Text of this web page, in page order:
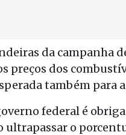
da campanha
preços dos
também para
federal é
o